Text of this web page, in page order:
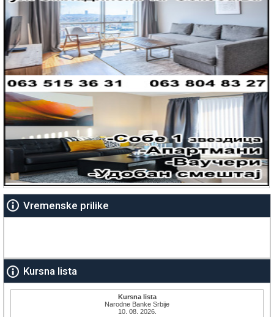
Vremenske prilike
Kursna lista